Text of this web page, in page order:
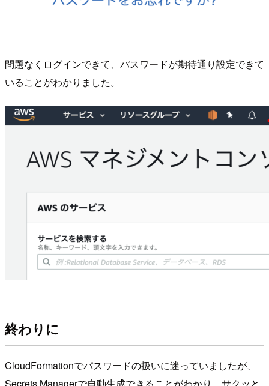
問題なくログインできて、パスワードが期待通り設定できて
いることがわかりました。
終わりに
CloudFormationでパスワードの扱いに迷っていましたが、
Secrets Managerで自動生成できることがわかり、サクッと